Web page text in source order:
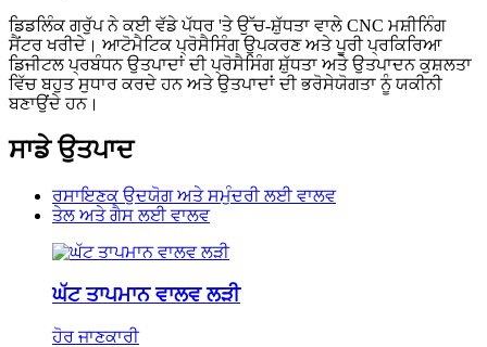
ਡਿਡਲਿੰਕ ਗਰੁੱਪ ਨੇ ਕਈ ਵੱਡੇ ਪੱਧਰ 'ਤੇ ਉੱਚ-ਸ਼ੁੱਧਤਾ ਵਾਲੇ CNC ਮਸ਼ੀਨਿੰਗ
ਸੈਂਟਰ ਖਰੀਦੇ। ਆਟੋਮੈਟਿਕ ਪ੍ਰੋਸੈਸਿੰਗ ਉਪਕਰਣ ਅਤੇ ਪੂਰੀ ਪ੍ਰਕਿਰਿਆ
ਡਿਜੀਟਲ ਪ੍ਰਬੰਧਨ ਉਤਪਾਦਾਂ ਦੀ ਪ੍ਰੋਸੈਸਿੰਗ ਸ਼ੁੱਧਤਾ ਅਤੇ ਉਤਪਾਦਨ ਕੁਸ਼ਲਤਾ
ਵਿੱਚ ਬਹੁਤ ਸੁਧਾਰ ਕਰਦੇ ਹਨ ਅਤੇ ਉਤਪਾਦਾਂ ਦੀ ਭਰੋਸੇਯੋਗਤਾ ਨੂੰ ਯਕੀਨੀ
ਬਣਾਉਂਦੇ ਹਨ।
ਸਾਡੇ ਉਤਪਾਦ
ਰਸਾਇਣਕ ਉਦਯੋਗ ਅਤੇ ਸਮੁੰਦਰੀ ਲਈ ਵਾਲਵ
ਤੇਲ ਅਤੇ ਗੈਸ ਲਈ ਵਾਲਵ
ਘੱਟ ਤਾਪਮਾਨ ਵਾਲਵ ਲੜੀ
ਹੋਰ ਜਾਣਕਾਰੀ